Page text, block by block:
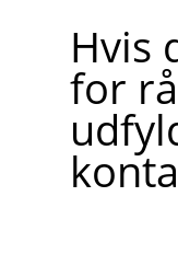
Hvis
for